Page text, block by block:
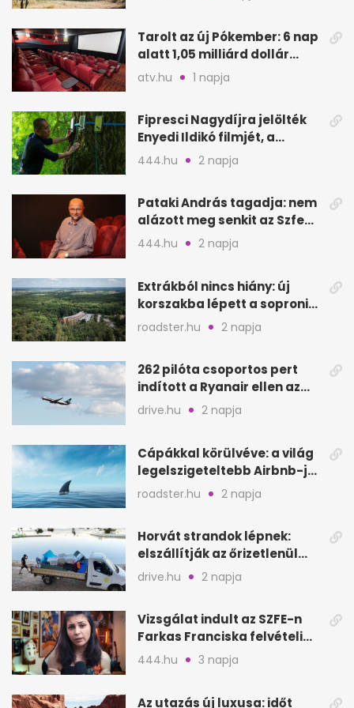
Tarolt az új Pókember: 6 nap
alatt 1,05 milliárd dollár
bevétel
atv.hu 1 napja
Fipresci Nagydíjra jelölték
Enyedi Ildikó filmjét, a
Csendes barátot
444.hu 2 napja
Pataki András tagadja: nem
alázott meg senkit az Szfe
felvételijén
444.hu 2 napja
Extrákból nincs hiány: új
korszakba lépett a soproni
Fagus Hotel
roadster.hu 2 napja
262 pilóta csoportos pert
indított a Ryanair ellen az
Egyesült Királyságban
drive.hu 2 napja
Cápákkal körülvéve: a világ
legelszigeteltebb Airbnb-je
a nyílt tengeren
roadster.hu 2 napja
Horvát strandok lépnek:
elszállítják az őrizetlenül
hagyott törölközőket
drive.hu 2 napja
Vizsgálat indult az SZFE-n
Farkas Franciska felvételi
videója után
444.hu 3 napja
Az utazás új luxusa: időt